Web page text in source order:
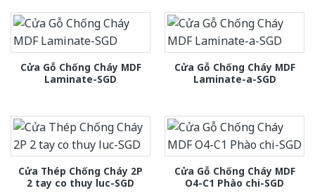
Cửa Gỗ Chống Cháy MDF
Laminate-SGD
Cửa Gỗ Chống Cháy MDF
Laminate-a-SGD
Cửa Thép Chống Cháy 2P
2 tay co thuy luc-SGD
Cửa Gỗ Chống Cháy MDF
O4-C1 Phào chi-SGD